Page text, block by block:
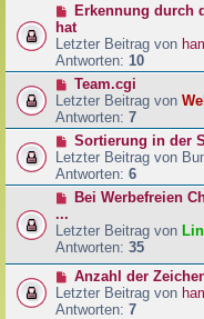
Erkennung durch
hat
Letzter Beitrag von
Antworten: 10
Team.cgi
Letzter Beitrag von
Antworten: 7
Sortierung in der
Letzter Beitrag von
Antworten: 6
Bei Werbefreien
...
Letzter Beitrag von
Antworten: 35
Anzahl der
Letzter Beitrag von
Antworten: 7